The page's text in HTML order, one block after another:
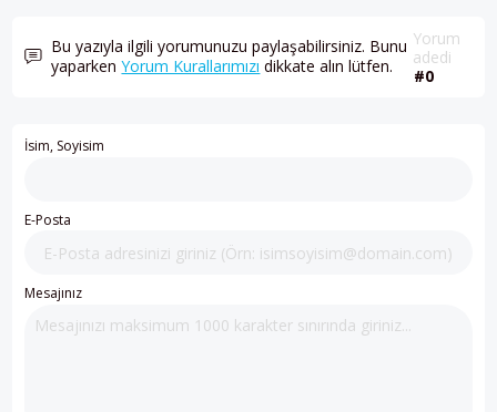
Bu yazıyla ilgili yorumunuzu paylaşabilirsiniz. Bunu
yaparkenYorum Kurallarımızı dikkate alın lütfen.
Yorum
adedi
#0
İsim, Soyisim
E-Posta
Mesajınız